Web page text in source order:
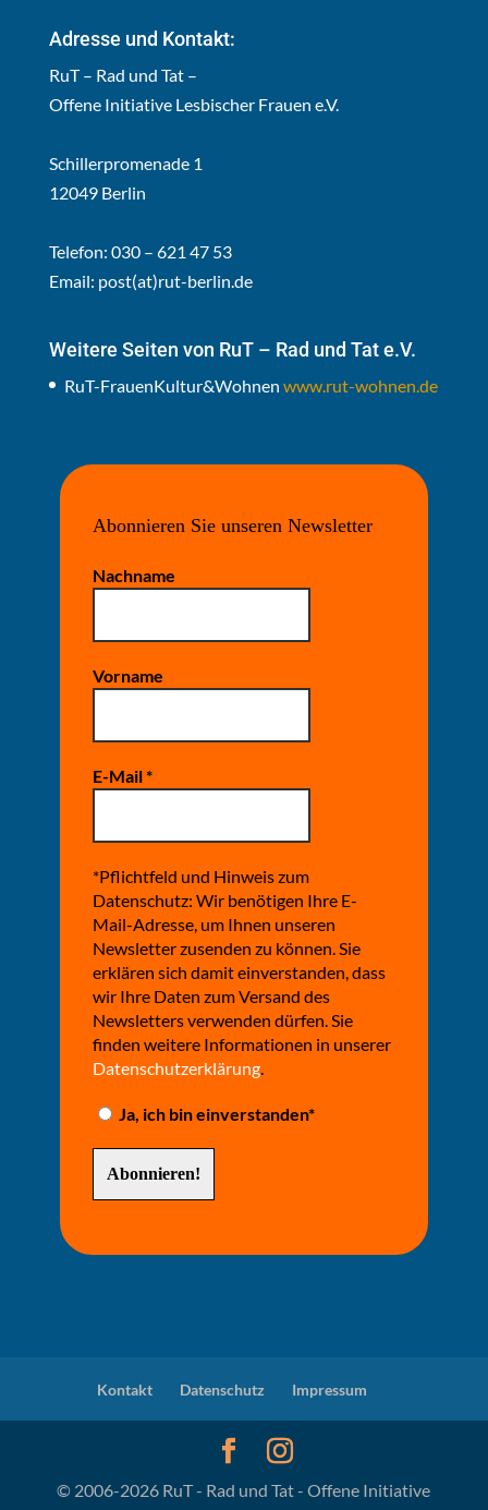
Adresse und Kontakt:
RuT – Rad und Tat –
Offene Initiative Lesbischer Frauen e.V.
Schillerpromenade 1
12049 Berlin
Telefon: 030 – 621 47 53
Email: post(at)rut-berlin.de
Weitere Seiten von RuT – Rad und Tat e.V.
RuT-FrauenKultur&Wohnen www.rut-wohnen.de
Abonnieren Sie unseren Newsletter
Nachname
Vorname
E-Mail*
*Pflichtfeld und Hinweis zum
Datenschutz: Wir benötigen Ihre E-
Mail-Adresse, um Ihnen unseren
Newsletter zusenden zu können. Sie
erklären sich damit einverstanden, dass
wir Ihre Daten zum Versand des
Newsletters verwenden dürfen. Sie
finden weitere Informationen in unserer
Datenschutzerklärung.
Ja, ich bin einverstanden*
Kontakt Datenschutz Impressum
© 2006-2026 RuT - Rad und Tat - Offene Initiative